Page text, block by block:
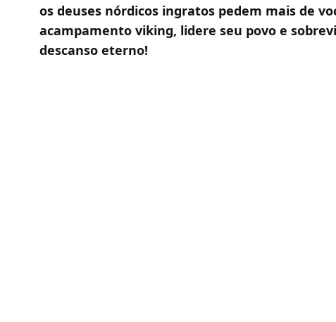
os deuses nórdicos ingratos pedem mais de
acampamento viking, lidere seu povo e
descanso eterno!